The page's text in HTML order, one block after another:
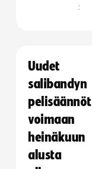
:
Uudet
salibandyn
pelisäännöt
voimaan
heinäkuun
alusta